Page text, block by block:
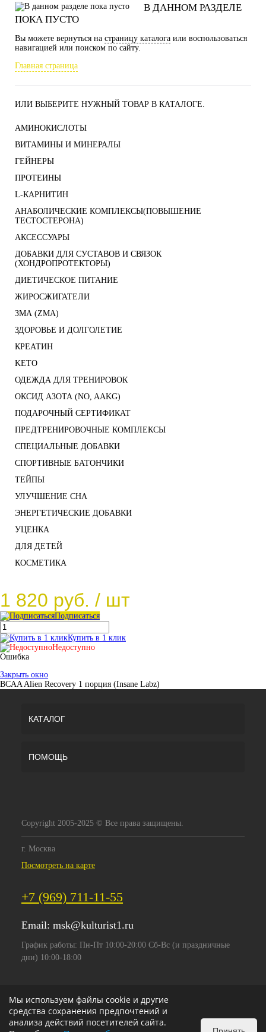
В ДАННОМ РАЗДЕЛЕ
ПОКА ПУСТО
Вы можете вернуться на страницу каталога или воспользоваться
навигацией или поиском по сайту.
Главная страница
ИЛИ ВЫБЕРИТЕ НУЖНЫЙ ТОВАР В КАТАЛОГЕ.
АМИНОКИСЛОТЫ
ВИТАМИНЫ И МИНЕРАЛЫ
ГЕЙНЕРЫ
ПРОТЕИНЫ
L-КАРНИТИН
АНАБОЛИЧЕСКИЕ КОМПЛЕКСЫ(ПОВЫШЕНИЕ
ТЕСТОСТЕРОНА)
АКСЕССУАРЫ
ДОБАВКИ ДЛЯ СУСТАВОВ И СВЯЗОК
(ХОНДРОПРОТЕКТОРЫ)
ДИЕТИЧЕСКОЕ ПИТАНИЕ
ЖИРОСЖИГАТЕЛИ
ЗМА (ZMA)
ЗДОРОВЬЕ И ДОЛГОЛЕТИЕ
КРЕАТИН
KETO
ОДЕЖДА ДЛЯ ТРЕНИРОВОК
ОКСИД АЗОТА (NO, AAKG)
ПОДАРОЧНЫЙ СЕРТИФИКАТ
ПРЕДТРЕНИРОВОЧНЫЕ КОМПЛЕКСЫ
СПЕЦИАЛЬНЫЕ ДОБАВКИ
СПОРТИВНЫЕ БАТОНЧИКИ
ТЕЙПЫ
УЛУЧШЕНИЕ СНА
ЭНЕРГЕТИЧЕСКИЕ ДОБАВКИ
УЦЕНКА
ДЛЯ ДЕТЕЙ
КОСМЕТИКА
1 820 руб. / шт
Подписаться
Купить в 1 клик
Недоступно
Ошибка
Закрыть окно
BCAA Alien Recovery 1 порция (Insane Labz)
КАТАЛОГ
ПОМОЩЬ
Copyright 2005-2025 © Все права защищены.
г. Москва
Посмотреть на карте
+7 (969) 711-11-55
Email: msk@kulturist1.ru
График работы: Пн-Пт 10:00-20:00 Сб-Вс (и праздничные
дни) 10:00-18:00
Мы используем файлы cookie и другие
средства сохранения предпочтений и
анализа действий посетителей сайта.